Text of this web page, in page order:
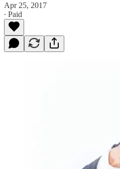
Apr 25, 2017
∙ Paid